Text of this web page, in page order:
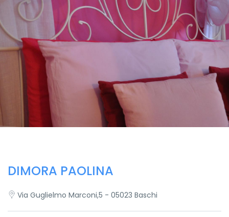
DIMORA PAOLINA
Via Guglielmo Marconi,5 - 05023 Baschi